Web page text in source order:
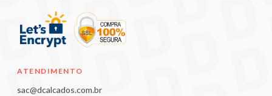
ATENDIMENTO
sac@dcalcados.com.br